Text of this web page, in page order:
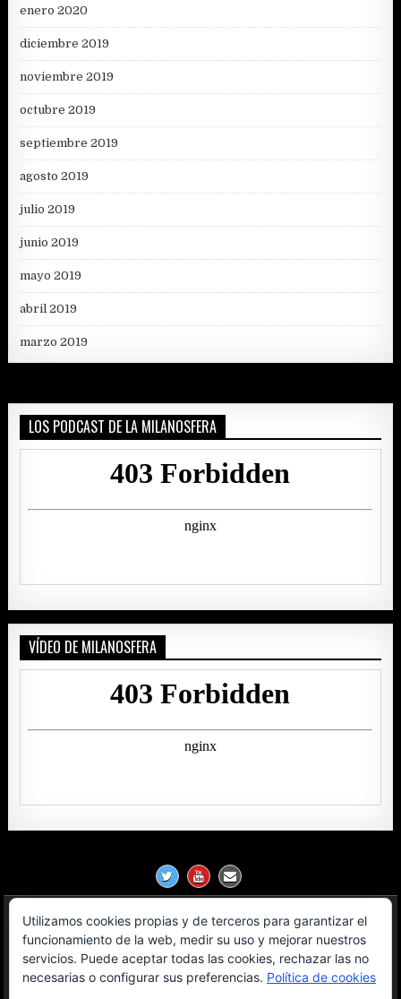
enero 2020
diciembre 2019
noviembre 2019
octubre 2019
septiembre 2019
agosto 2019
julio 2019
junio 2019
mayo 2019
abril 2019
marzo 2019
LOS PODCAST DE LA MILANOSFERA
VÍDEO DE MILANOSFERA
Política de Privacidad
Aviso Legal
Utilizamos cookies propias y de terceros para garantizar el
funcionamiento de la web, medir su uso y mejorar nuestros
servicios. Puede aceptar todas las cookies, rechazar las no
necesarias o configurar sus preferencias. Política de cookies